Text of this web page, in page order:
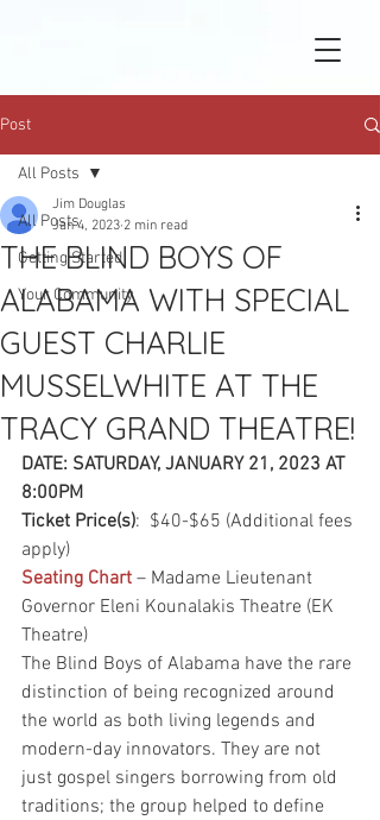
Post
All Posts
Getting Started
Your Community
All Posts
THE BLIND BOYS OF
ALABAMA WITH SPECIAL
GUEST CHARLIE
MUSSELWHITE AT THE
TRACY GRAND THEATRE!
Jim Douglas
Jan 4, 2023 2 min read
DATE: SATURDAY, JANUARY 21, 2023 AT
8:00PM
Ticket Price(s):  $40-$65 (Additional fees
apply)
Seating Chart – Madame Lieutenant
Governor Eleni Kounalakis Theatre (EK
Theatre)
The Blind Boys of Alabama have the rare
distinction of being recognized around
the world as both living legends and
modern-day innovators. They are not
just gospel singers borrowing from old
traditions; the group helped to define